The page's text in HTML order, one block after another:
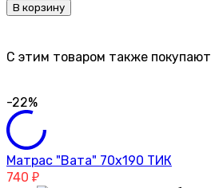
В корзину
C этим товаром также покупают
-22%
Матрас "Вата" 70х190 ТИК
740 ₽